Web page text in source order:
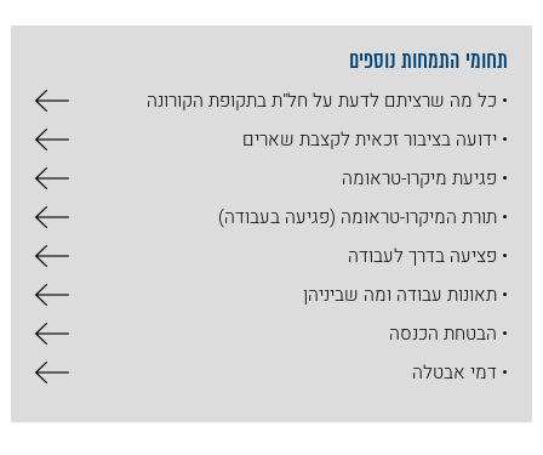
תחומי התמחות נוספים
• כל מה שרציתם לדעת על חל"ת בתקופת הקורונה
• ידועה בציבור זכאית לקצבת שארים
• פגיעת מיקרו-טראומה
• תורת המיקרו-טראומה (פגיעה בעבודה)
• פציעה בדרך לעבודה
• תאונות עבודה ומה שביניהן
• הבטחת הכנסה
• דמי אבטלה